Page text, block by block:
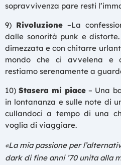
sopravvivenza pare resti
9) Rivoluzione–La
dalle sonorità punk e
dimezzata e con chitarre
mondo che ci avvelena e
restiamo serenamente a
10)Stasera mi piace – Una
in lontananza e sulle note di
cullandoci a tempo di una
voglia di viaggiare.
«La mia passione per
dark di fine anni ’70 unita alla